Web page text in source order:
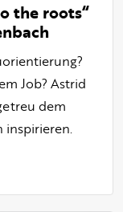
the roots“
Job? Astrid
dem
inspirieren.